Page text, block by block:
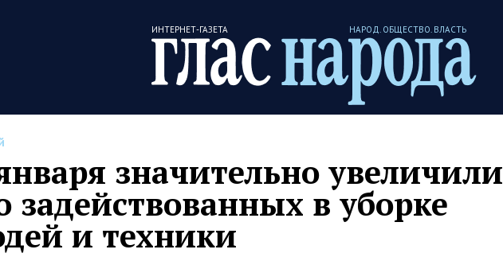
ИНТЕРНЕТ-ГАЗЕТА НАРОД. ОБЩЕСТВО. ВЛАСТЬ
значительно увеличили
задействованных в уборке
и техники